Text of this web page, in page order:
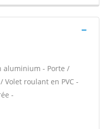
aluminium - Porte /
Volet roulant en PVC -
-